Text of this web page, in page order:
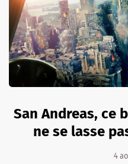
San Andreas, ce
ne se lasse
4